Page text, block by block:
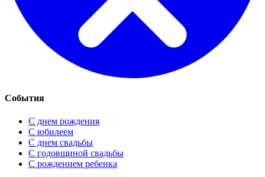
События
С днем рождения
С юбилеем
С днем свадьбы
С годовщиной свадьбы
С рождением ребенка